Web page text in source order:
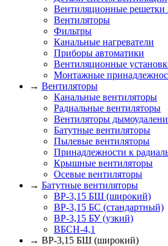
Вентиляционные
Вентиляторы
Фильтры
Канальные нагреватели
Приборы автоматики
Вентиляционные
Монтажные
→ Вентиляторы
Канальные вентиляторы
Радиальные вентиляторы
Вентиляторы
Батутные вентиляторы
Пылевые вентиляторы
Принадлежности к
Крышные вентиляторы
Осевые вентиляторы
→ Батутные вентиляторы
ВР-3,15 БШ (широкий)
ВР-3,15 БС (стандартный)
ВР-3,15 БУ (узкий)
ВБСН-4,1
→ ВР-3,15 БШ (широкий)